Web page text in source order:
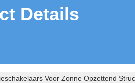
Details
Voor Zonne Opzettend